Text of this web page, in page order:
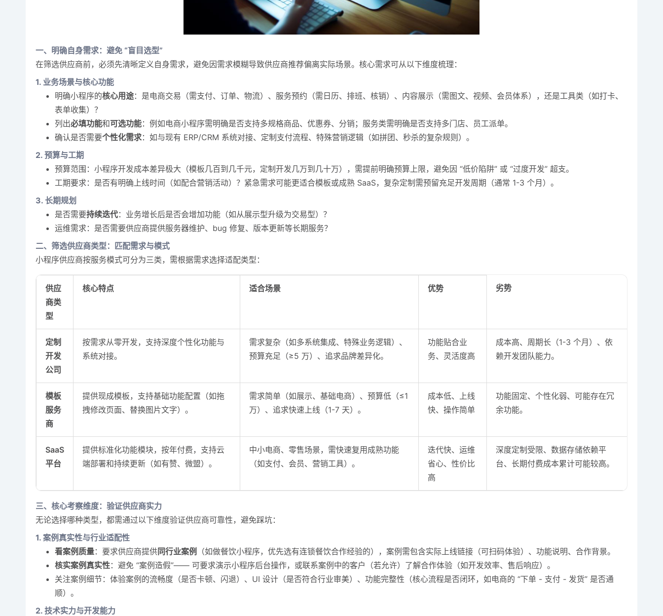
一、明确自身需求：避免 “盲目选型”
在筛选供应商前，必须先清晰定义自身需求，避免因需求模糊导致供应商推荐偏离实际场景。核心需求可从以下维度梳理：
1. 业务场景与核心功能
明确小程序的核心用途：是电商交易（需支付、订单、物流）、服务预约（需日历、排班、核销）、内容展示（需图文、视频、会员体系），还是工具类（如打卡、
表单收集）？
列出必填功能和可选功能：例如电商小程序需明确是否支持多规格商品、优惠券、分销；服务类需明确是否支持多门店、员工派单。
确认是否需要个性化需求：如与现有 ERP/CRM 系统对接、定制支付流程、特殊营销逻辑（如拼团、秒杀的复杂规则）。
2. 预算与工期
预算范围：小程序开发成本差异极大（模板几百到几千元，定制开发几万到几十万），需提前明确预算上限，避免因 “低价陷阱” 或 “过度开发” 超支。
工期要求：是否有明确上线时间（如配合营销活动）？紧急需求可能更适合模板或成熟 SaaS，复杂定制需预留充足开发周期（通常 1-3 个月）。
3. 长期规划
是否需要持续迭代：业务增长后是否会增加功能（如从展示型升级为交易型）？
运维需求：是否需要供应商提供服务器维护、bug 修复、版本更新等长期服务？
二、筛选供应商类型：匹配需求与模式
小程序供应商按服务模式可分为三类，需根据需求选择适配类型：
供应
商类
型
核心特点 适合场景 优势 劣势
定制
开发
公司
按需求从零开发，支持深度个性化功能与
系统对接。
需求复杂（如多系统集成、特殊业务逻辑）、
预算充足（≥5 万）、追求品牌差异化。
功能贴合业
务、灵活度高
成本高、周期长（1-3 个月）、依
赖开发团队能力。
模板
服务
商
提供现成模板，支持基础功能配置（如拖
拽修改页面、替换图片文字）。
需求简单（如展示、基础电商）、预算低（≤1
万）、追求快速上线（1-7 天）。
成本低、上线
快、操作简单
功能固定、个性化弱、可能存在冗
余功能。
SaaS
平台
提供标准化功能模块，按年付费，支持云
端部署和持续更新（如有赞、微盟）。
中小电商、零售场景，需快速复用成熟功能
（如支付、会员、营销工具）。
迭代快、运维
省心、性价比
高
深度定制受限、数据存储依赖平
台、长期付费成本累计可能较高。
三、核心考察维度：验证供应商实力
无论选择哪种类型，都需通过以下维度验证供应商可靠性，避免踩坑：
1. 案例真实性与行业适配性
看案例质量：要求供应商提供同行业案例
（如做餐饮小程序，优先选有连锁餐饮合作经验的），案例需包含实际上线链接（可扫码体验）、功能说明、合作背景。
核实案例真实性：避免 “案例造假”—— 可要求演示小程序后台操作，或联系案例中的客户（若允许）了解合作体验（如开发效率、售后响应）。
关注案例细节：体验案例的流畅度（是否卡顿、闪退）、UI 设计（是否符合行业审美）、功能完整性（核心流程是否闭环，如电商的 “下单 - 支付 - 发货” 是否通
顺）。
2. 技术实力与开发能力